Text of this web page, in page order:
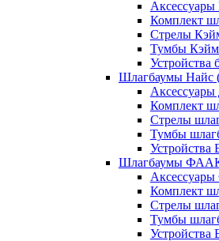
Комплект
Стрелы
Тумбы
Устройства
Шлагбаумы Найс
Комплект
Стрелы
Тумбы
Устройства
Шлагбаумы ФААК
Комплект
Стрелы
Тумбы